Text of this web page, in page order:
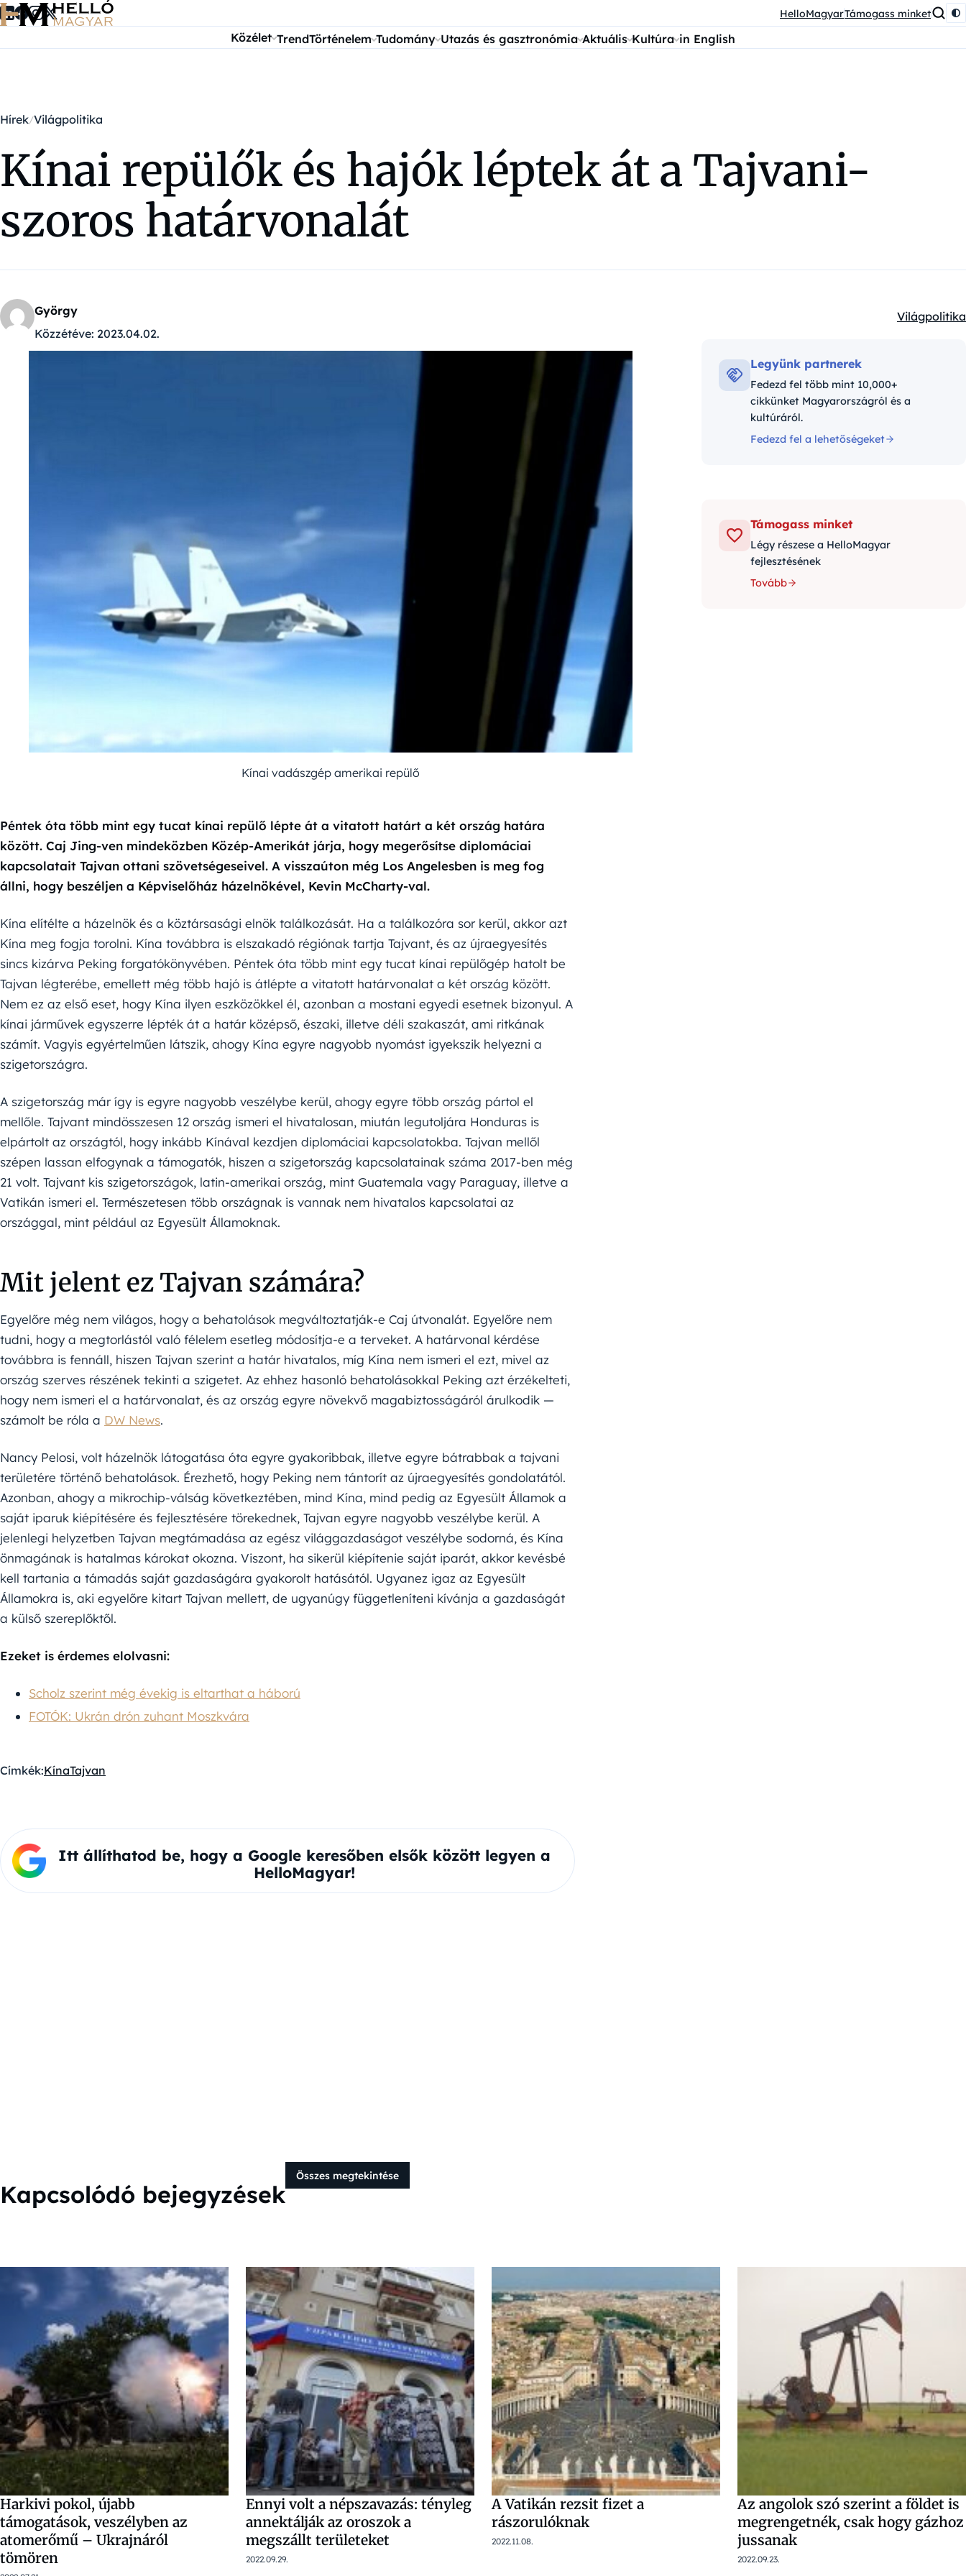
Ugrás a tartalomra HelloMagyarTámogass minket
Közélet TrendTörténelem Tudomány Utazás és gasztronómia Aktuális Kultúra in English
Hírek Világpolitika
Kínai repülők és hajók léptek át a Tajvani-
szoros határvonalát
György
Közzétéve: 2023.04.02.
Kategóriák:
Világpolitika
Kínai vadászgép amerikai repülő
Péntek óta több mint egy tucat kínai repülő lépte át a vitatott határt a két ország határa
között. Caj Jing-ven mindeközben Közép-Amerikát járja, hogy megerősítse diplomáciai
kapcsolatait Tajvan ottani szövetségeseivel. A visszaúton még Los Angelesben is meg fog
állni, hogy beszéljen a Képviselőház házelnökével, Kevin McCharty-val.
Kína elítélte a házelnök és a köztársasági elnök találkozását. Ha a találkozóra sor kerül, akkor azt
Kína meg fogja torolni. Kína továbbra is elszakadó régiónak tartja Tajvant, és az újraegyesítés
sincs kizárva Peking forgatókönyvében. Péntek óta több mint egy tucat kínai repülőgép hatolt be
Tajvan légterébe, emellett még több hajó is átlépte a vitatott határvonalat a két ország között.
Nem ez az első eset, hogy Kína ilyen eszközökkel él, azonban a mostani egyedi esetnek bizonyul. A
kínai járművek egyszerre lépték át a határ középső, északi, illetve déli szakaszát, ami ritkának
számít. Vagyis egyértelműen látszik, ahogy Kína egyre nagyobb nyomást igyekszik helyezni a
szigetországra.
A szigetország már így is egyre nagyobb veszélybe kerül, ahogy egyre több ország pártol el
mellőle. Tajvant mindösszesen 12 ország ismeri el hivatalosan, miután legutoljára Honduras is
elpártolt az országtól, hogy inkább Kínával kezdjen diplomáciai kapcsolatokba. Tajvan mellől
szépen lassan elfogynak a támogatók, hiszen a szigetország kapcsolatainak száma 2017-ben még
21 volt. Tajvant kis szigetországok, latin-amerikai ország, mint Guatemala vagy Paraguay, illetve a
Vatikán ismeri el. Természetesen több országnak is vannak nem hivatalos kapcsolatai az
országgal, mint például az Egyesült Államoknak.
Mit jelent ez Tajvan számára?
Egyelőre még nem világos, hogy a behatolások megváltoztatják-e Caj útvonalát. Egyelőre nem
tudni, hogy a megtorlástól való félelem esetleg módosítja-e a terveket. A határvonal kérdése
továbbra is fennáll, hiszen Tajvan szerint a határ hivatalos, míg Kína nem ismeri el ezt, mivel az
ország szerves részének tekinti a szigetet. Az ehhez hasonló behatolásokkal Peking azt érzékelteti,
hogy nem ismeri el a határvonalat, és az ország egyre növekvő magabiztosságáról árulkodik —
számolt be róla a DW News.
Nancy Pelosi, volt házelnök látogatása óta egyre gyakoribbak, illetve egyre bátrabbak a tajvani
területére történő behatolások. Érezhető, hogy Peking nem tántorít az újraegyesítés gondolatától.
Azonban, ahogy a mikrochip-válság következtében, mind Kína, mind pedig az Egyesült Államok a
saját iparuk kiépítésére és fejlesztésére törekednek, Tajvan egyre nagyobb veszélybe kerül. A
jelenlegi helyzetben Tajvan megtámadása az egész világgazdaságot veszélybe sodorná, és Kína
önmagának is hatalmas károkat okozna. Viszont, ha sikerül kiépítenie saját iparát, akkor kevésbé
kell tartania a támadás saját gazdaságára gyakorolt hatásától. Ugyanez igaz az Egyesült
Államokra is, aki egyelőre kitart Tajvan mellett, de ugyanúgy függetleníteni kívánja a gazdaságát
a külső szereplőktől.
Ezeket is érdemes elolvasni:
Scholz szerint még évekig is eltarthat a háború
FOTÓK: Ukrán drón zuhant Moszkvára
Címkék:KínaTajvan
Itt állíthatod be, hogy a Google keresőben elsők között legyen a
HelloMagyar!
Legyünk partnerek
Fedezd fel több mint 10,000+
cikkünket Magyarországról és a
kultúráról.
Fedezd fel a lehetőségeket
Támogass minket
Légy részese a HelloMagyar
fejlesztésének
Tovább
Kapcsolódó bejegyzések
Összes megtekintése
Harkivi pokol, újabb
támogatások, veszélyben az
atomerőmű – Ukrajnáról
tömören
Ennyi volt a népszavazás: tényleg
annektálják az oroszok a
megszállt területeket
2022.09.29.
A Vatikán rezsit fizet a
rászorulóknak
2022.11.08.
Az angolok szó szerint a földet is
megrengetnék, csak hogy gázhoz
jussanak
2022.09.23.